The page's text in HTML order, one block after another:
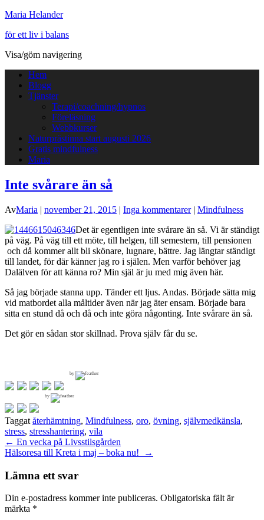
Maria Helander
för ett liv i balans
Visa/göm navigering
Hem
Blogg
Tjänster
Terapi/coachning/hypnos
Föreläsning
Webbkurser
Naturprästinna start augusti 2026
Gratis mindfulness
Maria
Inte svårare än så
AvMaria | november 21, 2015 | Inga kommentarer| Mindfulness
Det är egentligen inte svårare än så. Vi är ständigt
på väg. På väg till ett möte, till helgen, till semestern, till pensionen
och då kommer allt bli skönare, lugnare, bättre. Jag längtar ständigt
till landet, för där känner jag ro i själen. Men varför behöver jag
Dalälven för att känna ro? Min själ är ju med mig även här.
Så jag började stanna upp. Tänder ett ljus. Andas. Började sätta mig
vid matbordet alla måltider även när jag äter ensam. Började bara
sitta en stund då och då och inte göra någonting. Inte svårare än så.
Det gör en sådan stor skillnad. Prova själv får du se.
by
by
Taggat återhämtning, Mindfulness, oro, övning, självmedkänsla,
stress, stresshantering, vila
Inläggsnavigering
← En vecka på Livsstilsgården
Hälsoresa till Kreta i maj – boka nu!
→
Lämna ett svar
Din e-postadress kommer inte publiceras. Obligatoriska fält är
märkta *